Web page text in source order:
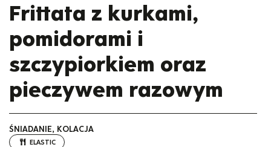
Frittata z kurkami,
pomidorami i
szczypiorkiem oraz
pieczywem razowym
ŚNIADANIE, KOLACJA
ELASTIC